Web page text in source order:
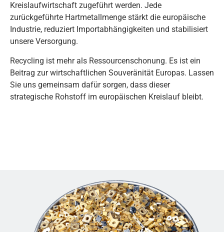
Kreislaufwirtschaft zugeführt werden. Jede
zurückgeführte Hartmetallmenge stärkt die europäische
Industrie, reduziert Importabhängigkeiten und stabilisiert
unsere Versorgung.
Recycling ist mehr als Ressourcenschonung. Es ist ein
Beitrag zur wirtschaftlichen Souveränität Europas. Lassen
Sie uns gemeinsam dafür sorgen, dass dieser
strategische Rohstoff im europäischen Kreislauf bleibt.